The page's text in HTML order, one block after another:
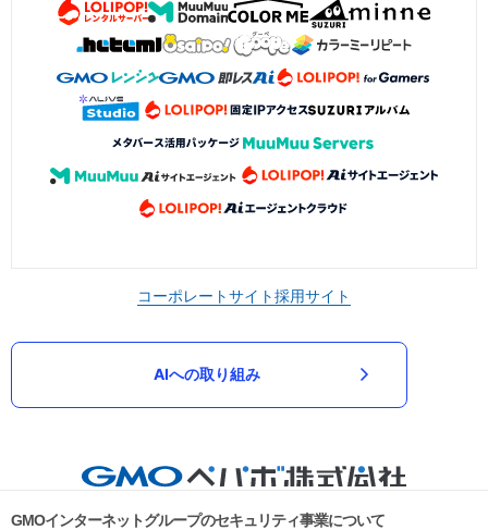
コーポレートサイト採用サイト
AIへの取り組み
GMOインターネットグループのセキュリティ事業について